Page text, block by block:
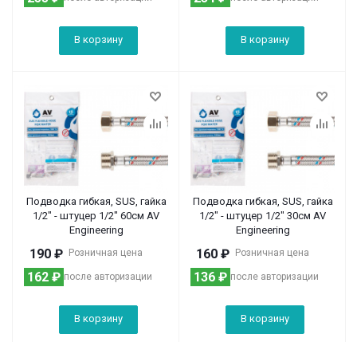
В корзину В корзину
Подводка гибкая, SUS, гайка
1/2" - штуцер 1/2" 60см AV
Engineering
Розничная цена
190 ₽
после авторизации
162 ₽
В корзину
Подводка гибкая, SUS, гайка
1/2" - штуцер 1/2" 30см AV
Engineering
Розничная цена
160 ₽
после авторизации
136 ₽
В корзину